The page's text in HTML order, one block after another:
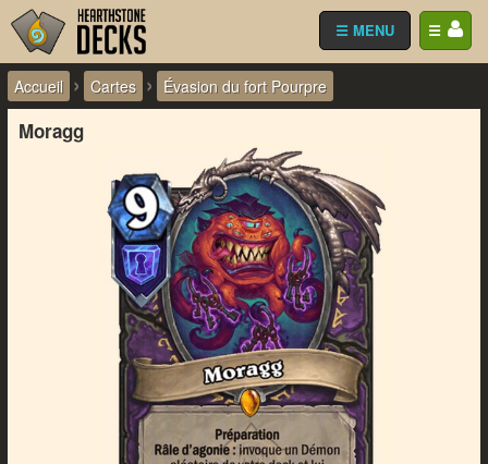
☰
☰ MENU
Accueil › Cartes › Évasion du fort Pourpre
Moragg